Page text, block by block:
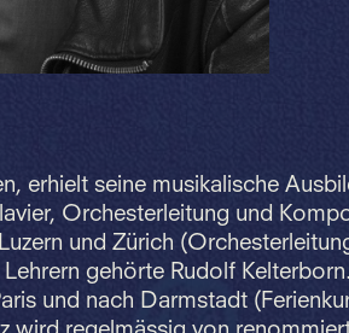
erhielt seine musikalische
Orchesterleitung und
und Zürich
gehörte Rudolf
und nach Darmstadt